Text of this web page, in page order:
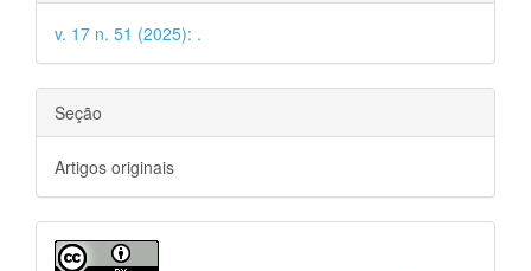
v. 17 n. 51 (2025): .
Seção
Artigos originais